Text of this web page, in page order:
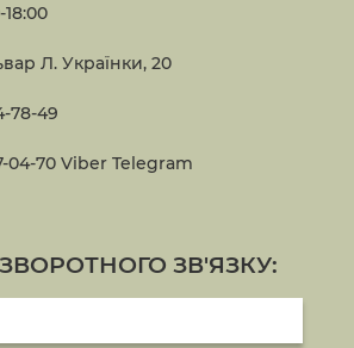
Л. Українки, 20
78-49
04-70 Viber Telegram
ЗВ'ЯЗКУ: